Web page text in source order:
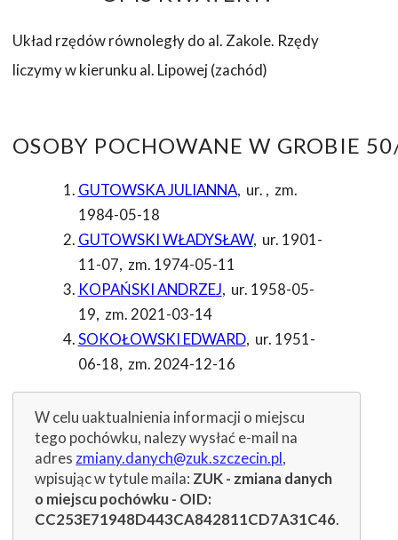
Układ rzędów równoległy do al. Zakole. Rzędy
liczymy w kierunku al. Lipowej (zachód)
OSOBY POCHOWANE W GROBIE
GUTOWSKA JULIANNA, ur. , zm.
1984-05-18
GUTOWSKI WŁADYSŁAW, ur. 1901-
11-07, zm. 1974-05-11
KOPAŃSKI ANDRZEJ, ur. 1958-05-
19, zm. 2021-03-14
SOKOŁOWSKI EDWARD, ur. 1951-
06-18, zm. 2024-12-16
W celu uaktualnienia informacji o miejscu
tego pochówku, nalezy wysłać e-mail na
adres zmiany.danych@zuk.szczecin.pl,
wpisując w tytule maila: ZUK - zmiana danych
o miejscu pochówku - OID:
CC253E71948D443CA842811CD7A31C46.